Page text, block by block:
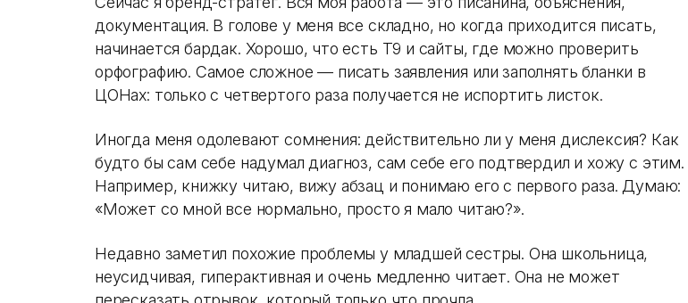
документация. В голове у меня все складно, но когда приходится писать,
начинается бардак. Хорошо, что есть T9 и сайты, где можно проверить
орфографию. Самое сложное — писать заявления или заполнять бланки в
ЦОНах: только с четвертого раза получается не испортить листок.
Иногда меня одолевают сомнения: действительно ли у меня дислексия? Как
будто бы сам себе надумал диагноз, сам себе его подтвердил и хожу с этим.
Например, книжку читаю, вижу абзац и понимаю его с первого раза. Думаю:
«Может со мной все нормально, просто я мало читаю?».
Недавно заметил похожие проблемы у младшей сестры. Она школьница,
неусидчивая, гиперактивная и очень медленно читает. Она не может